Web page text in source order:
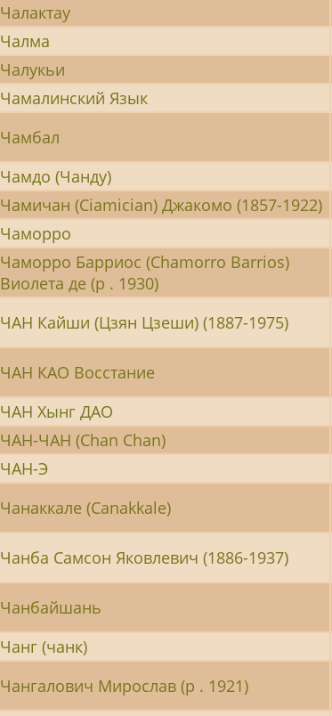
Чалактау
Чалма
Чалукьи
Чамалинский Язык
Чамбал
Чамдо (Чанду)
Чамичан (Ciamician) Джакомо (1857-1922)
Чаморро
Чаморро Барриос (Chamorro Barrios)
Виолета де (р . 1930)
ЧАН Кайши (Цзян Цзеши) (1887-1975)
ЧАН КАО Восстание
ЧАН Хынг ДАО
ЧАН-ЧАН (Chan Chan)
ЧАН-Э
Чанаккале (Canakkale)
Чанба Самсон Яковлевич (1886-1937)
Чанбайшань
Чанг (чанк)
Чангалович Мирослав (р . 1921)